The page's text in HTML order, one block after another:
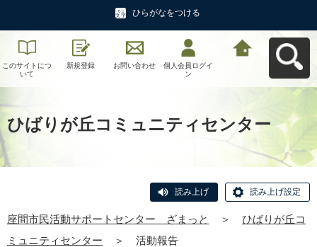
ひらがなをつける
このサイトにつ
いて
新規登録 お問い合わせ
個人会員ログイ
ン
ひばりが丘コミュニティセンター
読み上げ 読み上げ設定
座間市民活動サポートセンター ざまっと ＞
ひばりが丘コ
ミュニティセンター
＞ 活動報告